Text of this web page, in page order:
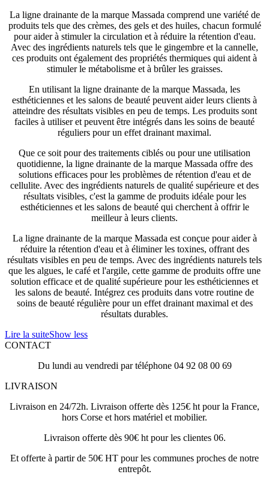
La ligne drainante de la marque Massada comprend une variété de
produits tels que des crèmes, des gels et des huiles, chacun formulé
pour aider à stimuler la circulation et à réduire la rétention d'eau.
Avec des ingrédients naturels tels que le gingembre et la cannelle,
ces produits ont également des propriétés thermiques qui aident à
stimuler le métabolisme et à brûler les graisses.
En utilisant la ligne drainante de la marque Massada, les
esthéticiennes et les salons de beauté peuvent aider leurs clients à
atteindre des résultats visibles en peu de temps. Les produits sont
faciles à utiliser et peuvent être intégrés dans les soins de beauté
réguliers pour un effet drainant maximal.
Que ce soit pour des traitements ciblés ou pour une utilisation
quotidienne, la ligne drainante de la marque Massada offre des
solutions efficaces pour les problèmes de rétention d'eau et de
cellulite. Avec des ingrédients naturels de qualité supérieure et des
résultats visibles, c'est la gamme de produits idéale pour les
esthéticiennes et les salons de beauté qui cherchent à offrir le
meilleur à leurs clients.
La ligne drainante de la marque Massada est conçue pour aider à
réduire la rétention d'eau et à éliminer les toxines, offrant des
résultats visibles en peu de temps. Avec des ingrédients naturels tels
que les algues, le café et l'argile, cette gamme de produits offre une
solution efficace et de qualité supérieure pour les esthéticiennes et
les salons de beauté. Intégrez ces produits dans votre routine de
soins de beauté régulière pour un effet drainant maximal et des
résultats durables.
Lire la suiteShow less
CONTACT
Du lundi au vendredi par téléphone 04 92 08 00 69
LIVRAISON
Livraison en 24/72h. Livraison offerte dès 125€ ht pour la France,
hors Corse et hors matériel et mobilier.
Livraison offerte dès 90€ ht pour les clientes 06.
Et offerte à partir de 50€ HT pour les communes proches de notre
entrepôt.